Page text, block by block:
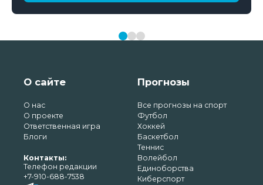
О сайте
О нас
О проекте
Ответственная игра
Блоги
Контакты:
Телефон редакции
+7-910-688-7538
Прогнозы
Все прогнозы на спорт
Футбол
Хоккей
Баскетбол
Теннис
Волейбол
Единоборства
Киберспорт